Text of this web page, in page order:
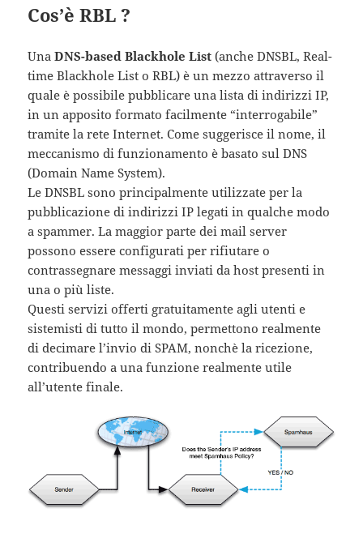
Cos’è RBL ?
UnaDNS-based Blackhole List (anche DNSBL, Real-
time Blackhole List o RBL) è un mezzo attraverso il
quale è possibile pubblicare una lista di indirizzi IP,
in un apposito formato facilmente “interrogabile”
tramite la rete Internet. Come suggerisce il nome, il
meccanismo di funzionamento è basato sul DNS
(Domain Name System).
Le DNSBL sono principalmente utilizzate per la
pubblicazione di indirizzi IP legati in qualche modo
a spammer. La maggior parte dei mail server
possono essere configurati per rifiutare o
contrassegnare messaggi inviati da host presenti in
una o più liste.
Questi servizi offerti gratuitamente agli utenti e
sistemisti di tutto il mondo, permettono realmente
di decimare l’invio di SPAM, nonchè la ricezione,
contribuendo a una funzione realmente utile
all’utente finale.